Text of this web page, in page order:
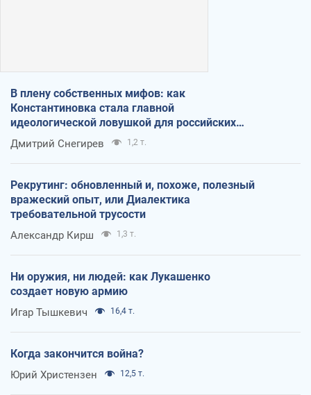
В плену собственных мифов: как
Константиновка стала главной
идеологической ловушкой для российских
оккупантов
Дмитрий Снегирев 1,2 т.
Рекрутинг: обновленный и, похоже, полезный
вражеский опыт, или Диалектика
требовательной трусости
Александр Кирш 1,3 т.
Ни оружия, ни людей: как Лукашенко
создает новую армию
Игар Тышкевич 16,4 т.
Когда закончится война?
Юрий Христензен 12,5 т.